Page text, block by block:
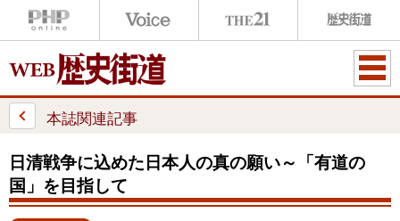
ME
本誌関連記事
日清戦争に込めた日本人の真の願い～「有道の
国」を目指して